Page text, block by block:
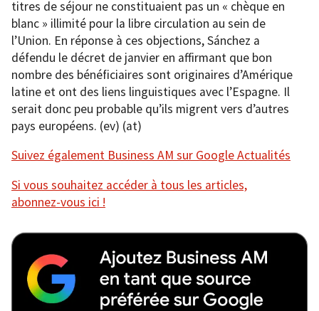
titres de séjour ne constituaient pas un « chèque en
blanc » illimité pour la libre circulation au sein de
l’Union. En réponse à ces objections, Sánchez a
défendu le décret de janvier en affirmant que bon
nombre des bénéficiaires sont originaires d’Amérique
latine et ont des liens linguistiques avec l’Espagne. Il
serait donc peu probable qu’ils migrent vers d’autres
pays européens. (ev) (at)
Suivez également Business AM sur Google Actualités
Si vous souhaitez accéder à tous les articles,
abonnez-vous ici !